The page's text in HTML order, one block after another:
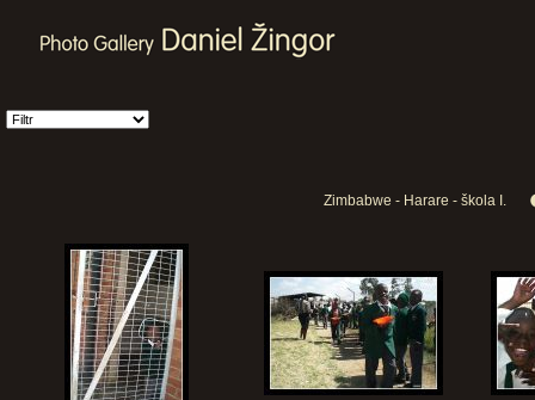
Zimbabwe - Harare - škola I.